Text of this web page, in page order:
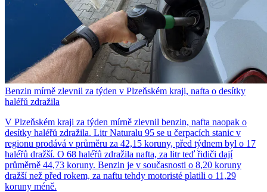
Benzin mírně zlevnil za týden v Plzeňském kraji, nafta o desítky
haléřů zdražila
V Plzeňském kraji za týden mírně zlevnil benzin, nafta naopak o
desítky haléřů zdražila. Litr Naturalu 95 se u čerpacích stanic v
regionu prodává v průměru za 42,15 koruny, před týdnem byl o 17
haléřů dražší. O 68 haléřů zdražila nafta, za litr teď řidiči dají
průměrně 44,73 koruny. Benzin je v současnosti o 8,20 koruny
dražší než před rokem, za naftu tehdy motoristé platili o 11,29
koruny méně.